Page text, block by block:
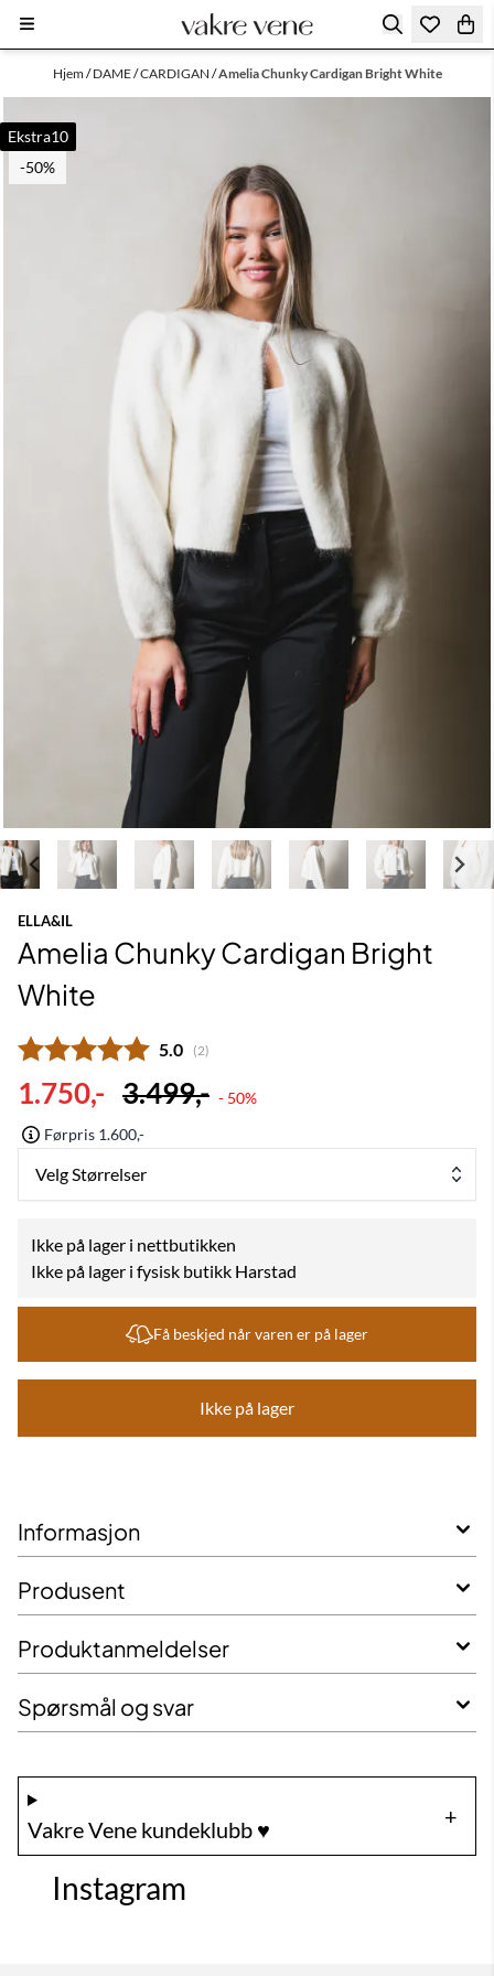
Hopp til innhold
Hjem/DAME/CARDIGAN /Amelia Chunky Cardigan Bright White
Ekstra10
-50%
ELLA&IL
Amelia Chunky Cardigan Bright
White
Gjennomsnittskarakter:
5.0 (stemmer:
2)
1.750,- 3.499,- - 50%
Førpris 1.600,-
Velg Størrelser
Ikke på lager i nettbutikken
Ikke på lager i fysisk butikk Harstad
Få beskjed når varen er på lager
Ikke på lager
Informasjon
Produsent
Produktanmeldelser
Spørsmål og svar
Vakre Vene kundeklubb ♥️
Instagram